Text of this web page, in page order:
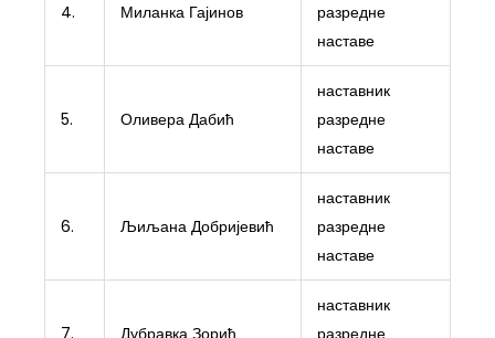
4. Миланка Гајинов
разредне
наставе
5. Оливера Дабић
наставник
разредне
наставе
6. Љиљана Добријевић
наставник
разредне
наставе
наставник